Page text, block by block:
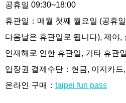
공휴일 09:30~18:00
휴관일：매월 첫째 월요일 (공휴
다음날은 휴관일로 됩니다), 제야,
연재해로 인한 휴관일, 기타 휴관
입장권 결제수단：현금, 이지카드
온라인 구매： taipei fun pass